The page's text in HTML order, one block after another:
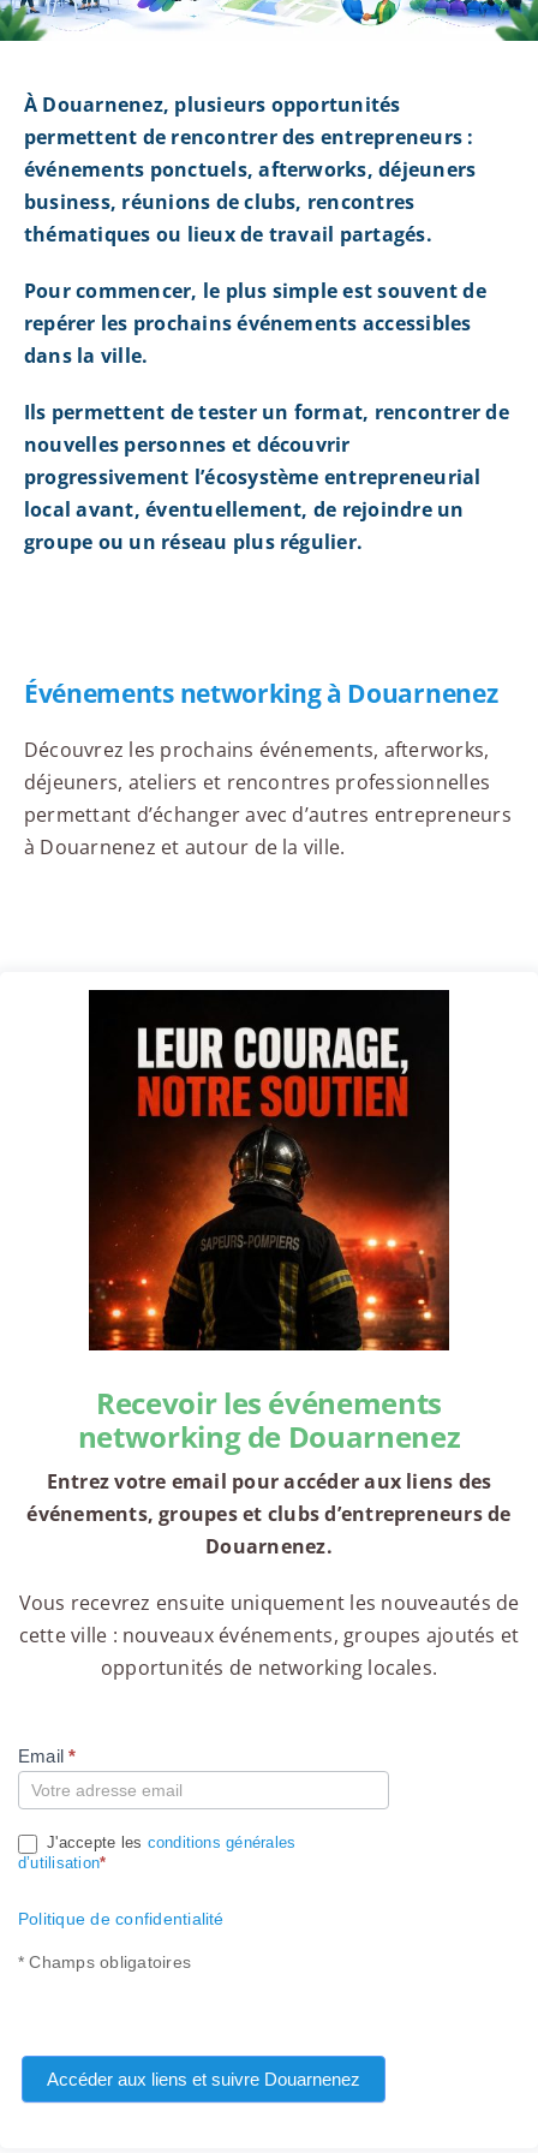
À Douarnenez, plusieurs opportunités
permettent de rencontrer des entrepreneurs :
événements ponctuels, afterworks, déjeuners
business, réunions de clubs, rencontres
thématiques ou lieux de travail partagés.
Pour commencer, le plus simple est souvent de
repérer les prochains événements accessibles
dans la ville.
Ils permettent de tester un format, rencontrer de
nouvelles personnes et découvrir
progressivement l’écosystème entrepreneurial
local avant, éventuellement, de rejoindre un
groupe ou un réseau plus régulier.
Événements networking à Douarnenez
Découvrez les prochains événements, afterworks,
déjeuners, ateliers et rencontres professionnelles
permettant d’échanger avec d’autres entrepreneurs
à Douarnenez et autour de la ville.
Recevoir les événements
networking de Douarnenez
Entrez votre email pour accéder aux liens des
événements, groupes et clubs d’entrepreneurs de
Douarnenez.
Vous recevrez ensuite uniquement les nouveautés de
cette ville : nouveaux événements, groupes ajoutés et
opportunités de networking locales.
Compte
Email*
J'accepte les conditions générales
d’utilisation*
Politique de confidentialité
* Champs obligatoires
Accéder aux liens et suivre Douarnenez